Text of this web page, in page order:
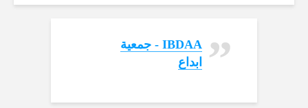
‏IBDAA - جمعية
ابداع‏